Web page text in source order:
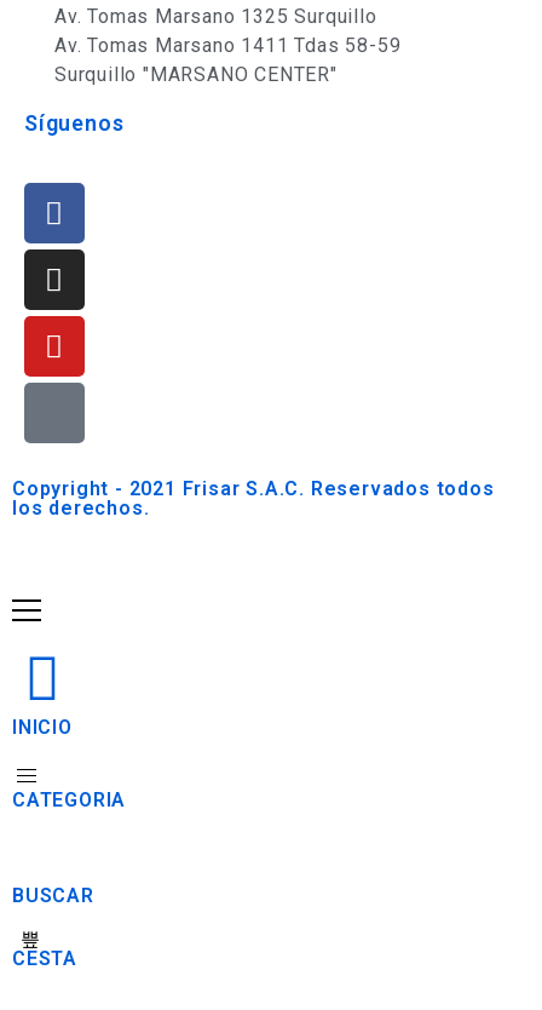
Av. Tomas Marsano 1325 Surquillo
Av. Tomas Marsano 1411 Tdas 58-59
Surquillo "MARSANO CENTER"
Síguenos
Copyright - 2021 Frisar S.A.C. Reservados todos
los derechos.
INICIO
CATEGORIA
BUSCAR
CESTA